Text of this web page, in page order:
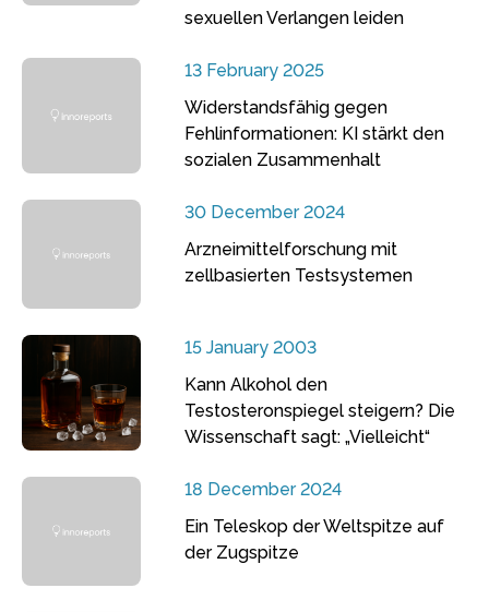
sexuellen Verlangen leiden
13 February 2025
Widerstandsfähig gegen
Fehlinformationen: KI stärkt den
sozialen Zusammenhalt
30 December 2024
Arzneimittelforschung mit
zellbasierten Testsystemen
15 January 2003
Kann Alkohol den
Testosteronspiegel steigern? Die
Wissenschaft sagt: „Vielleicht“
18 December 2024
Ein Teleskop der Weltspitze auf
der Zugspitze